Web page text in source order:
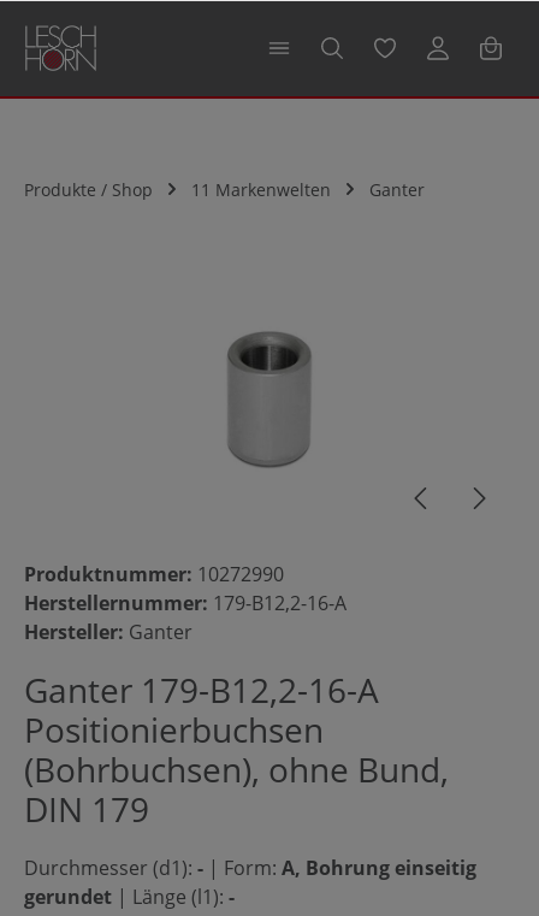
springen
Produkte / Shop 11 Markenwelten Ganter
Produktnummer: 10272990
Herstellernummer: 179-B12,2-16-A
Hersteller: Ganter
Ganter 179-B12,2-16-A
Positionierbuchsen
(Bohrbuchsen), ohne Bund,
DIN 179
Durchmesser (d1): - | Form: A, Bohrung einseitig
gerundet | Länge (l1): -